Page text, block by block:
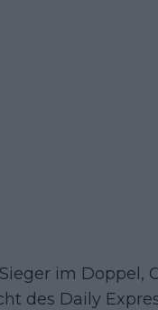
im Doppel,
des Daily